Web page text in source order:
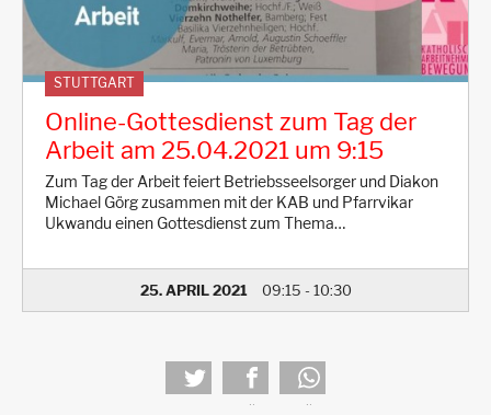
STUTTGART
Online-Gottesdienst zum Tag der
Arbeit am 25.04.2021 um 9:15
Zum Tag der Arbeit feiert Betriebsseelsorger und Diakon
Michael Görg zusammen mit der KAB und Pfarrvikar
Ukwandu einen Gottesdienst zum Thema…
25. APRIL 2021 09:15 - 10:30
teilen teilen